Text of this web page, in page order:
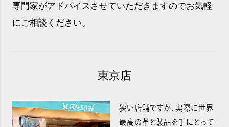
専門家がアドバイスさせていただきますのでお気軽
にご相談ください。
東京店
狭い店舗ですが、実際に世界
最高の革と製品を手にとって